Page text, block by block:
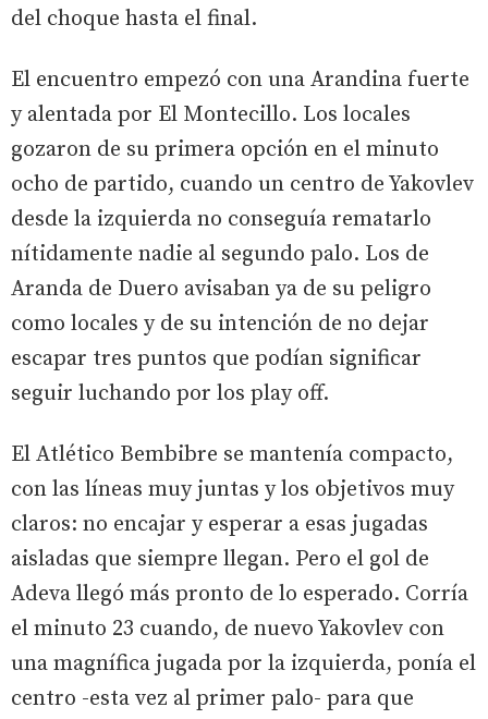
del choque hasta el final.
El encuentro empezó con una Arandina fuerte
y alentada por El Montecillo. Los locales
gozaron de su primera opción en el minuto
ocho de partido, cuando un centro de Yakovlev
desde la izquierda no conseguía rematarlo
nítidamente nadie al segundo palo. Los de
Aranda de Duero avisaban ya de su peligro
como locales y de su intención de no dejar
escapar tres puntos que podían significar
seguir luchando por los play off.
El Atlético Bembibre se mantenía compacto,
con las líneas muy juntas y los objetivos muy
claros: no encajar y esperar a esas jugadas
aisladas que siempre llegan. Pero el gol de
Adeva llegó más pronto de lo esperado. Corría
el minuto 23 cuando, de nuevo Yakovlev con
una magnífica jugada por la izquierda, ponía el
centro -esta vez al primer palo- para que